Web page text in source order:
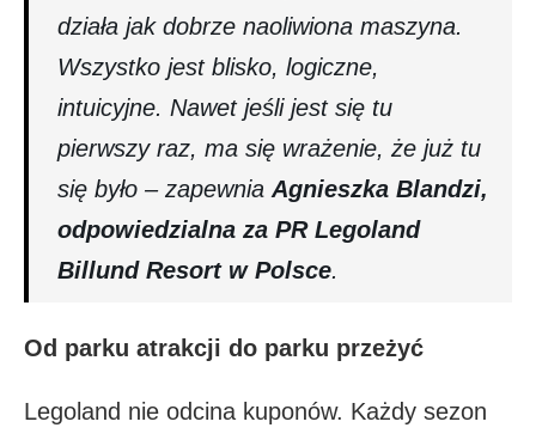
działa jak dobrze naoliwiona maszyna.
Wszystko jest blisko, logiczne,
intuicyjne. Nawet jeśli jest się tu
pierwszy raz, ma się wrażenie, że już tu
się było – zapewnia Agnieszka Blandzi,
odpowiedzialna za PR Legoland
Billund Resort w Polsce.
Od parku atrakcji do parku przeżyć
Legoland nie odcina kuponów. Każdy sezon